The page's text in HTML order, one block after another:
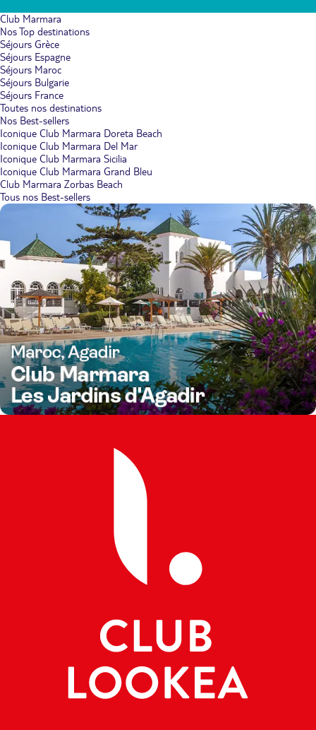
Club Marmara
Nos Top destinations
Séjours Grèce
Séjours Espagne
Séjours Maroc
Séjours Bulgarie
Séjours France
Toutes nos destinations
Nos Best-sellers
Iconique Club Marmara Doreta Beach
Iconique Club Marmara Del Mar
Iconique Club Marmara Sicilia
Iconique Club Marmara Grand Bleu
Club Marmara Zorbas Beach
Tous nos Best-sellers